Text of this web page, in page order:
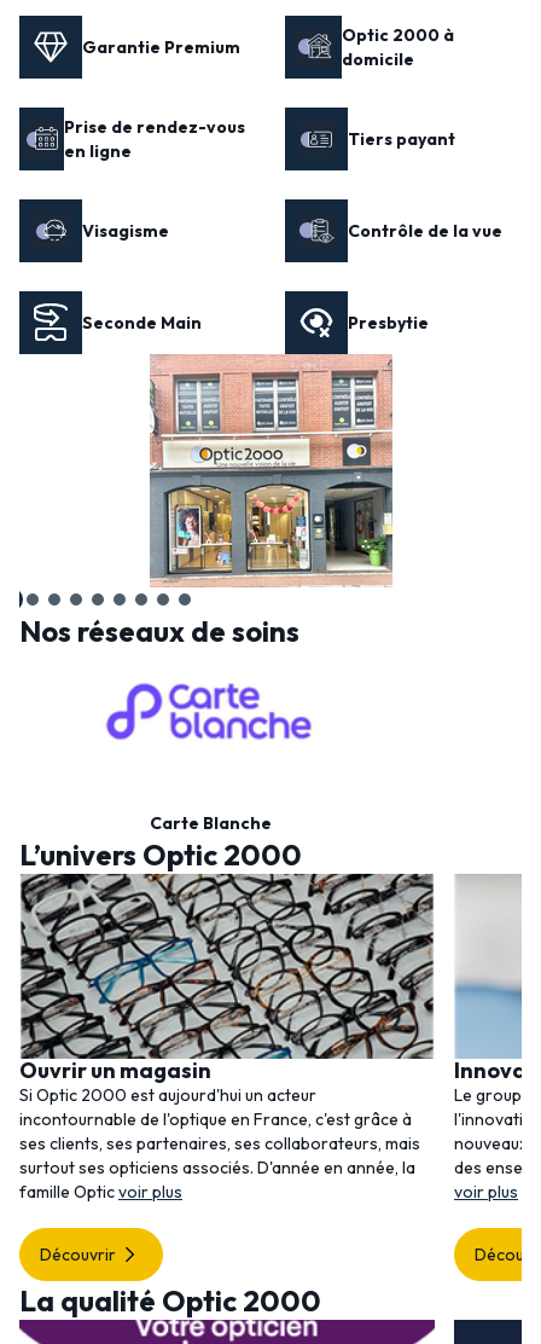
Garantie Premium
Optic 2000 à
domicile
Prise de rendez-vous
en ligne
Tiers payant
Visagisme Contrôle de la vue
Seconde Main Presbytie
Nos réseaux de soins
Carte Blanche
L’univers Optic 2000
Ouvrir un magasin
Si Optic 2000 est aujourd'hui un acteur
incontournable de l'optique en France, c'est grâce à
ses clients, ses partenaires, ses collaborateurs, mais
surtout ses opticiens associés. D'année en année, la
famille Opticvoir plus
Découvrir
Le
nouveaux
des
voir plus
La qualité Optic 2000